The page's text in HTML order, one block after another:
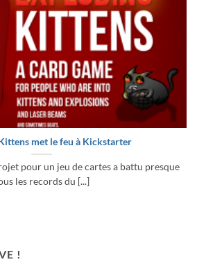
met le feu à Kickstarter
pour un jeu de cartes a battu presque
les records du [...]
!